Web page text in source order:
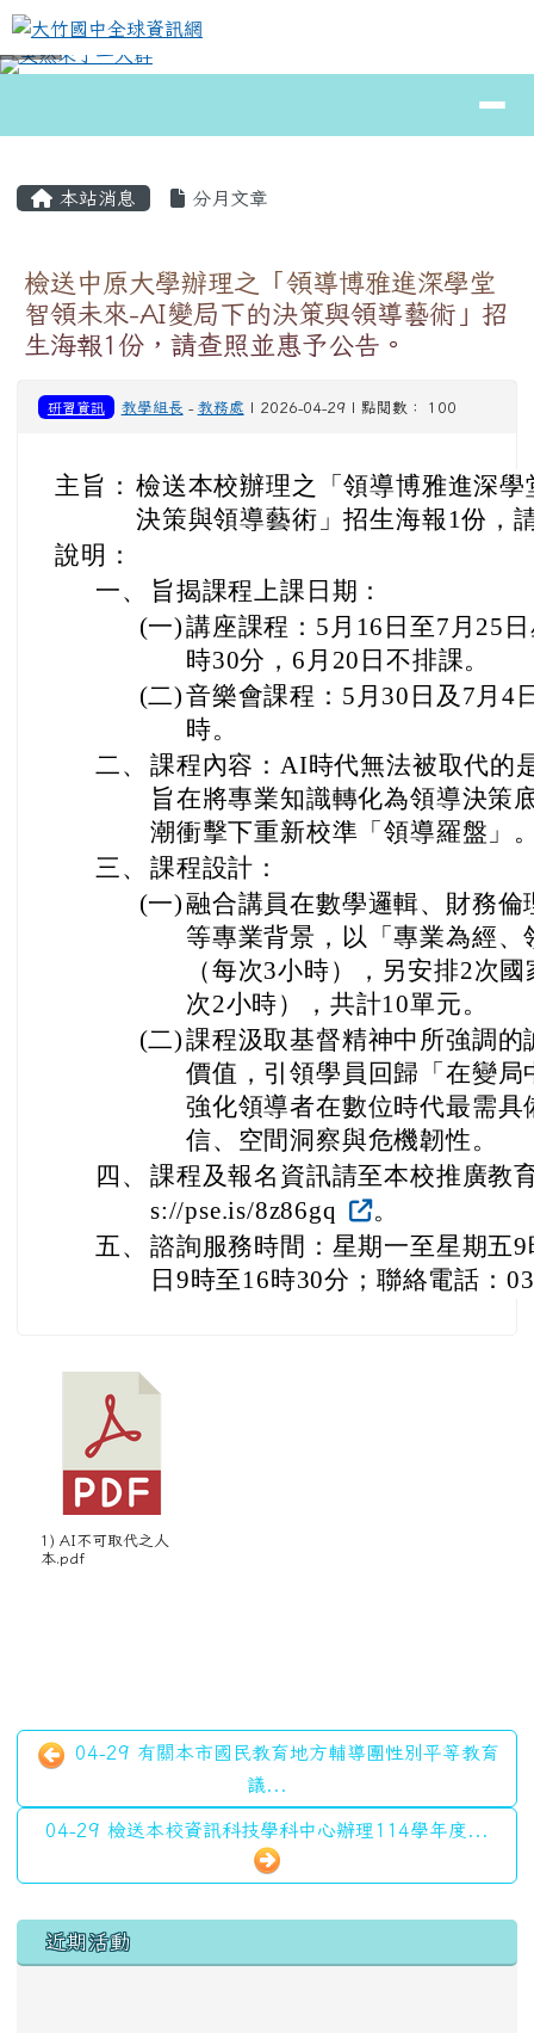
跳至主內容區
大竹國中全球資訊網
⏸
本站消息 分月文章
檢送中原大學辦理之「領導博雅進深學堂
智領未來-AI變局下的決策與領導藝術」招
生海報1份，請查照並惠予公告。
研習資訊 教學組長 - 教務處 | 2026-04-29 | 點閱數： 100
主旨： 檢送本校辦理之「領導博雅進深
決策與領導藝術」招生海報1份，
說明：
一、
旨揭課程上課日期：
(一)講座課程：5月16日至7月25
時30分，6月20日不排課。
(二)音樂會課程：5月30日及7月4
時。
二、 課程內容：AI時代無法被取代的
旨在將專業知識轉化為領導決策
潮衝擊下重新校準「領導羅盤」
三、 課程設計：
(一)融合講員在數學邏輯、財務
等專業背景，以「專業為經
（每次3小時），另安排2次
次2小時），共計10單元。
(二)課程汲取基督精神中所強調
價值，引領學員回歸「在變
強化領導者在數位時代最需
信、空間洞察與危機韌性。
四、 課程及報名資訊請至本校推廣教
s://pse.is/8z86gq
。
五、 諮詢服務時間：星期一至星期五
日9時至16時30分；聯絡電話：
1) AI不可取代之人
本.pdf
04-29 有關本市國民教育地方輔導團性別平等教育
議...
04-29 檢送本校資訊科技學科中心辦理114學年度...
左邊區域內容
近期活動